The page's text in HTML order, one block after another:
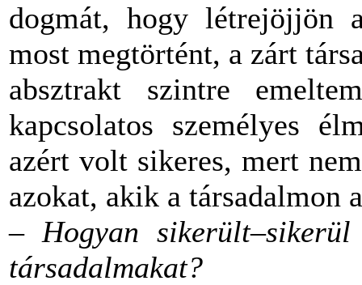
dogmát, hogy létrejöjjön
most megtörtént, a zárt
absztrakt szintre
kapcsolatos személyes
azért volt sikeres, mert
azokat, akik a társadalmon
– Hogyan
társadalmakat?